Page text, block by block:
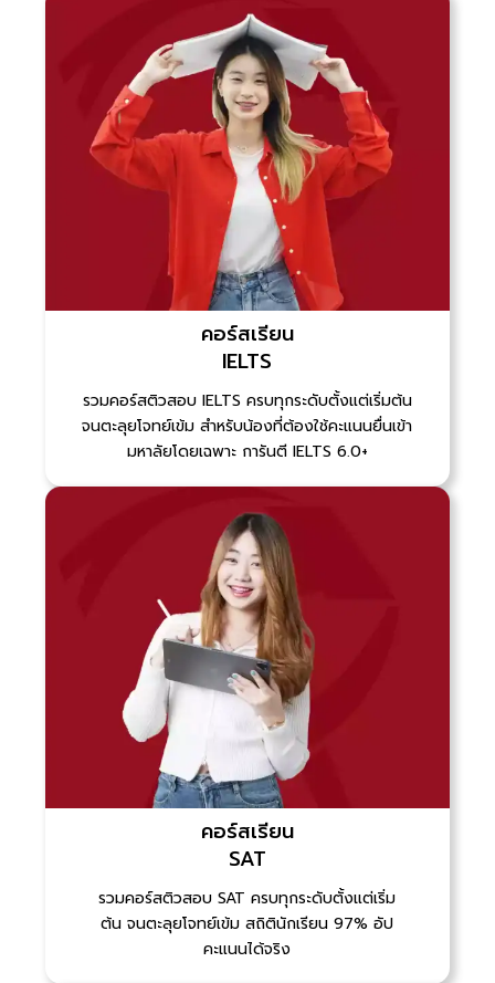
คอร์สเรียน
IELTS
รวมคอร์สติวสอบ IELTS ครบทุกระดับตั้งแต่เริ่มต้น
จนตะลุยโจทย์เข้ม สำหรับน้องที่ต้องใช้คะแนนยื่นเข้า
มหาลัยโดยเฉพาะ การันตี IELTS 6.0+
คอร์สเรียน
SAT
รวมคอร์สติวสอบ SAT ครบทุกระดับตั้งแต่เริ่ม
ต้น จนตะลุยโจทย์เข้ม สถิตินักเรียน 97% อัป
คะแนนได้จริง